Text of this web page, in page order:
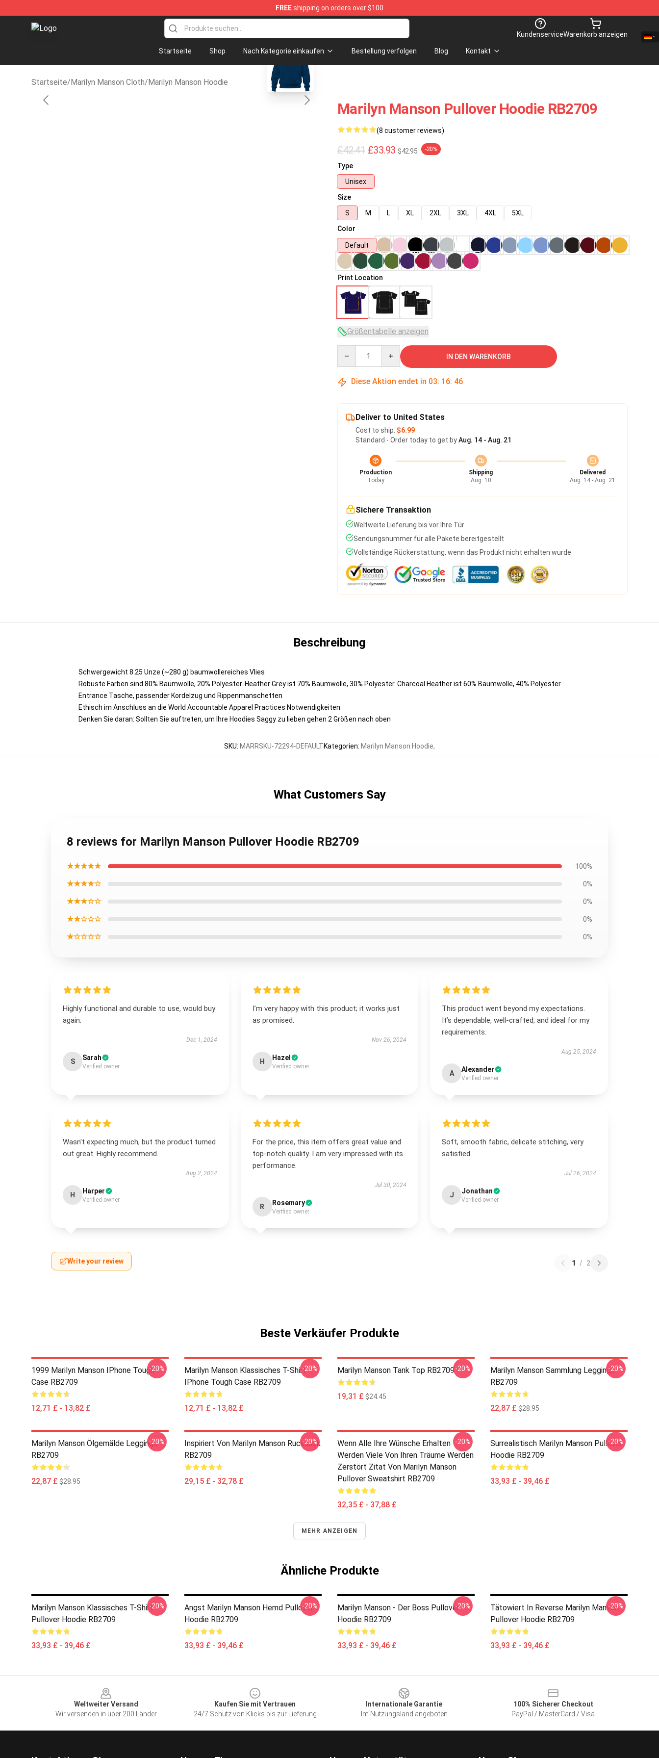
FREEshipping on orders over $100
Marilyn Manson Shop - Official Marilyn Manson Merchandise Store
KundenserviceWarenkorb anzeigen
Startseite Shop Nach Kategorie einkaufen Bestellung verfolgen Blog Kontakt
Startseite/Marilyn Manson Cloth/Marilyn Manson Hoodie
blank template
Marilyn Manson Pullover Hoodie RB2709
(8 customer reviews)
£42.41 £33.93 $42.95 -20%
Type
Unisex
Size
S
M L XL 2XL 3XL 4XL
5XL
Color
Default
Print Location
Größentabelle anzeigen
IN DEN WARENKORB
Diese Aktion endet in 03: 16: 45
Deliver to United States
Cost to ship: $6.99
Standard - Order today to get byAug. 14 - Aug. 21
Production
Today
Shipping
Aug. 10
Delivered
Aug. 14 - Aug. 21
Sichere Transaktion
Weltweite Lieferung bis vor Ihre Tür
Sendungsnummer für alle Pakete bereitgestellt
Vollständige Rückerstattung, wenn das Produkt nicht erhalten wurde
Beschreibung
Schwergewicht 8.25 Unze (~280 g) baumwollereiches Vlies
Robuste Farben sind 80% Baumwolle, 20% Polyester. Heather Grey ist 70% Baumwolle, 30% Polyester. Charcoal Heather ist 60% Baumwolle, 40% Polyester
Entrance Tasche, passender Kordelzug und Rippenmanschetten
Ethisch im Anschluss an die World Accountable Apparel Practices Notwendigkeiten
Denken Sie daran: Sollten Sie auftreten, um Ihre Hoodies Saggy zu lieben gehen 2 Größen nach oben
SKU: MARRSKU-72294-DEFAULTKategorien: Marilyn Manson Hoodie,
What Customers Say
8 reviews for Marilyn Manson Pullover Hoodie RB2709
★★★★★ 100%
★★★★☆ 0%
★★★☆☆ 0%
★★☆☆☆ 0%
★☆☆☆☆ 0%
Highly functional and durable to use, would buy
again.
Dec 1, 2024
S Sarah
Verified owner
I’m very happy with this product; it works just
as promised.
Nov 26, 2024
H Hazel
Verified owner
This product went beyond my expectations.
It’s dependable, well-crafted, and ideal for my
requirements.
Aug 25, 2024
A Alexander
Verified owner
Wasn't expecting much, but the product turned
out great. Highly recommend.
Aug 2, 2024
H Harper
Verified owner
For the price, this item offers great value and
top-notch quality. I am very impressed with its
performance.
Jul 30, 2024
R Rosemary
Verified owner
Soft, smooth fabric, delicate stitching, very
satisfied.
Jul 26, 2024
J Jonathan
Verified owner
Write your review 1 / 2
Beste Verkäufer Produkte
1999 Marilyn Manson IPhone Tough
Case RB2709
12,71 £ - 13,82 £
-20%
Marilyn Manson Klassisches T-Shirt
IPhone Tough Case RB2709
12,71 £ - 13,82 £
-20% Marilyn Manson Tank Top RB2709
19,31 £ $24.45
-20%
Marilyn Manson Sammlung Leggings
RB2709
22,87 £ $28.95
-20%
Marilyn Manson Ölgemälde Leggings
RB2709
22,87 £ $28.95
-20%
Inspiriert Von Marilyn Manson Rucksack
RB2709
29,15 £ - 32,78 £
-20%
Wenn Alle Ihre Wünsche Erhalten
Werden Viele Von Ihren Träume Werden
Zerstört Zitat Von Marilyn Manson
Pullover Sweatshirt RB2709
32,35 £ - 37,88 £
-20%
Surrealistisch Marilyn Manson Pullover
Hoodie RB2709
33,93 £ - 39,46 £
-20%
MEHR ANZEIGEN
Ähnliche Produkte
Marilyn Manson Klassisches T-Shirt
Pullover Hoodie RB2709
33,93 £ - 39,46 £
-20%
Angst Marilyn Manson Hemd Pullover
Hoodie RB2709
33,93 £ - 39,46 £
-20%
Marilyn Manson - Der Boss Pullover
Hoodie RB2709
33,93 £ - 39,46 £
-20%
Tätowiert In Reverse Marilyn Manson
Pullover Hoodie RB2709
33,93 £ - 39,46 £
-20%
Weltweiter Versand
Wir versenden in über 200 Länder
Kaufen Sie mit Vertrauen
24/7 Schutz von Klicks bis zur Lieferung
Internationale Garantie
Im Nutzungsland angeboten
100% Sicherer Checkout
PayPal / MasterCard / Visa